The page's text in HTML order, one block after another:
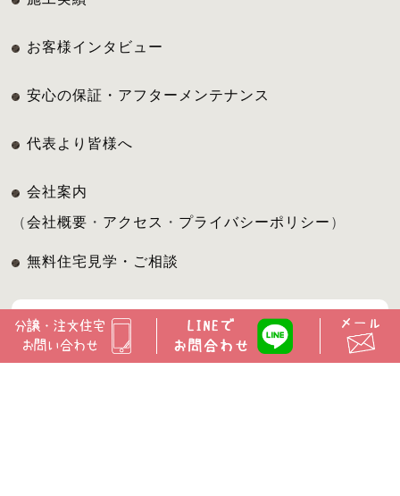
お客様インタビュー
安心の保証・アフターメンテナンス
代表より皆様へ
会社案内
（会社概要 ・ アクセス ・ プライバシーポリシー ）
無料住宅見学・ご相談